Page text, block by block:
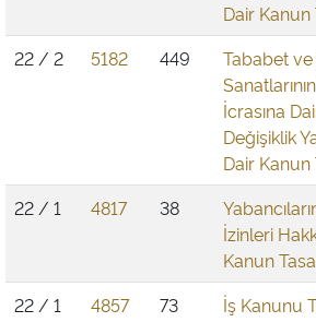
Dair Kanun
22 / 2 5182 449
Tababet ve
İcrasına
Değişiklik
Dair Kanun
22 / 1 4817 38
İzinleri
Kanun
22 / 1 4857 73 İş Kanunu